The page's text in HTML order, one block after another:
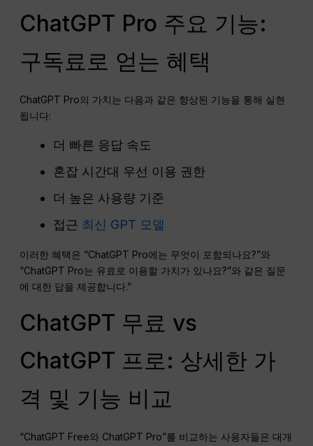
ChatGPT Pro 주요 기능:
구독료로 얻는 혜택
ChatGPT Pro의 가치는 다음과 같은 향상된 기능을 통해 실현
됩니다:
더 빠른 응답 속도
혼잡 시간대 우선 이용 권한
더 높은 사용량 기준
접근 최신 GPT 모델
이러한 혜택은 “ChatGPT Pro에는 무엇이 포함되나요?”와
“ChatGPT Pro는 유료로 이용할 가치가 있나요?”와 같은 질문
에 대한 답을 제공합니다.”
ChatGPT 무료 vs
ChatGPT 프로: 상세한 가
격 및 기능 비교
“ChatGPT Free와 ChatGPT Pro”를 비교하는 사용자들은 대개